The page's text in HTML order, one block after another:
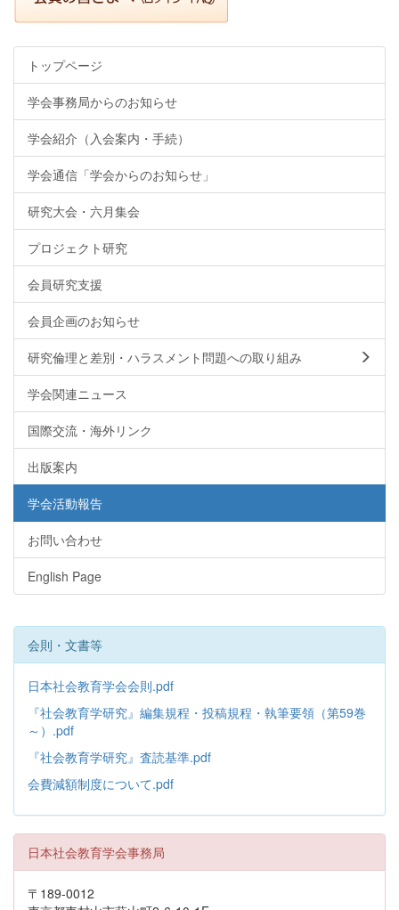
トップページ
学会事務局からのお知らせ
学会紹介（入会案内・手続）
学会通信「学会からのお知らせ」
研究大会・六月集会
プロジェクト研究
会員研究支援
会員企画のお知らせ
研究倫理と差別・ハラスメント問題への取り組み
学会関連ニュース
国際交流・海外リンク
出版案内
学会活動報告
お問い合わせ
English Page
会則・文書等
日本社会教育学会会則.pdf
『社会教育学研究』編集規程・投稿規程・執筆要領（第59巻
～）.pdf
『社会教育学研究』査読基準.pdf
会費減額制度について.pdf
日本社会教育学会事務局
〒189-0012